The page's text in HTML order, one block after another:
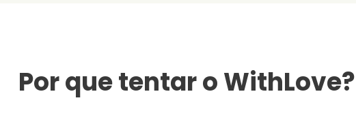
Por que tentar o WithLove?